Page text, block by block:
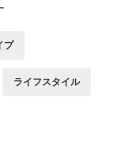
プ
ライフスタイル